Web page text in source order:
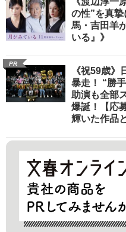
の性”を真
馬・吉田羊
いる』》
PR
《祝59歳
暴走！ “勝
助演も全部
爆誕！【応
輝いた作品